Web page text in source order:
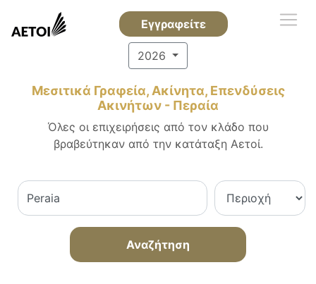
Εγγραφείτε
2026
Μεσιτικά Γραφεία, Ακίνητα, Επενδύσεις
Ακινήτων - Περαία
Όλες οι επιχειρήσεις από τον κλάδο που
βραβεύτηκαν από την κατάταξη Αετοί.
Αναζήτηση